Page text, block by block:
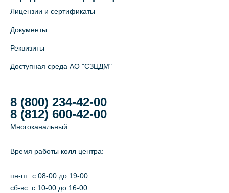
Лицензии и сертификаты
Документы
Реквизиты
Доступная среда АО "СЗЦДМ"
8 (800) 234-42-00
8 (812) 600-42-00
Многоканальный
Время работы колл центра:
пн-пт: c 08-00 до 19-00
сб-вс: с 10-00 до 16-00